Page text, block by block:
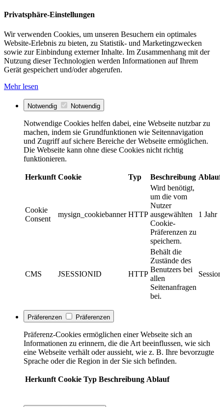
Privatsphäre-Einstellungen
Wir verwenden Cookies, um unseren Besuchern ein optimales
Website-Erlebnis zu bieten, zu Statistik- und Marketingzwecken
sowie zur Einbindung externer Inhalte. Im Zusammenhang mit der
Nutzung dieser Technologien werden Informationen auf Ihrem
Gerät gespeichert und/oder abgerufen.
Mehr lesen
Notwendig Notwendig
Notwendige Cookies helfen dabei, eine Webseite nutzbar zu
machen, indem sie Grundfunktionen wie Seitennavigation
und Zugriff auf sichere Bereiche der Webseite ermöglichen.
Die Webseite kann ohne diese Cookies nicht richtig
funktionieren.
Herkunft Cookie Typ Beschreibung
Cookie
Consent
mysign_cookiebanner HTTP
Wird benötigt,
um die vom
Nutzer
ausgewählten
Cookie-
Präferenzen zu
speichern.
1 Jahr
CMS JSESSIONID HTTP
Behält die
Zustände des
Benutzers bei
allen
Seitenanfragen
bei.
Präferenzen Präferenzen
Präferenz-Cookies ermöglichen einer Webseite sich an
Informationen zu erinnern, die die Art beeinflussen, wie sich
eine Webseite verhält oder aussieht, wie z. B. Ihre bevorzugte
Sprache oder die Region in der Sie sich befinden.
Herkunft Cookie Typ Beschreibung Ablauf